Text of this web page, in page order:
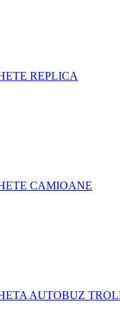
REPLICA
CAMIOANE
AUTOBUZ